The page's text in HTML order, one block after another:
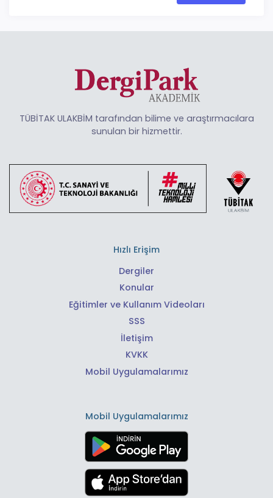
TÜBİTAK ULAKBİM tarafından bilime ve araştırmacılara
sunulan bir hizmettir.
Hızlı Erişim
Dergiler
Konular
Eğitimler ve Kullanım Videoları
SSS
İletişim
KVKK
Mobil Uygulamalarımız
Mobil Uygulamalarımız